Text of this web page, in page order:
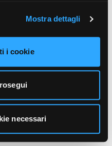
Mostra dettagli
i cookie
necessari